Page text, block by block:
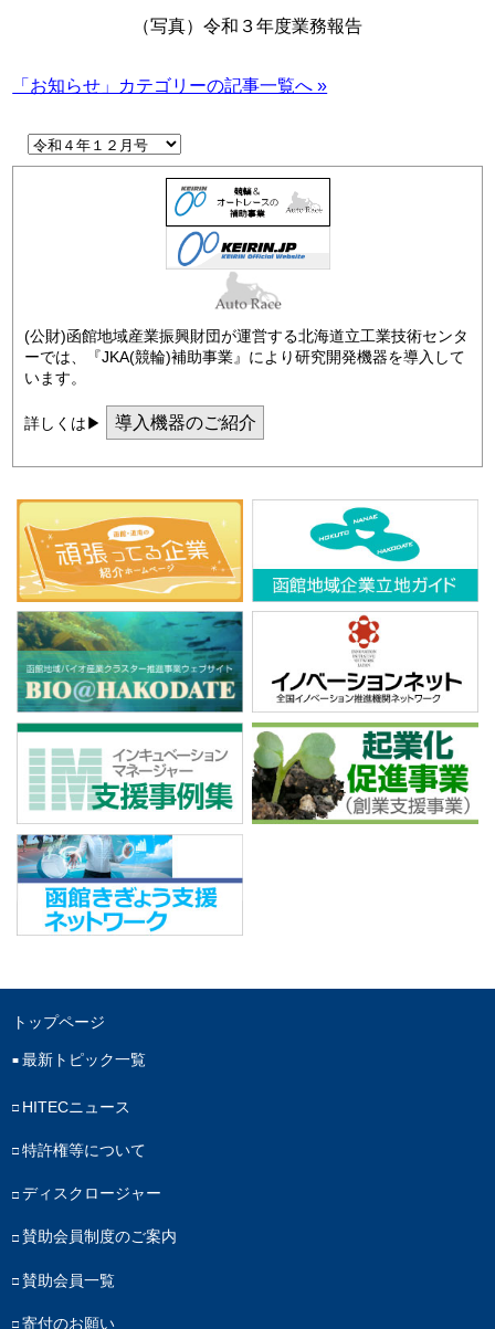
（写真）令和３年度業務報告
「お知らせ」カテゴリーの記事一覧へ »
(公財)函館地域産業振興財団が運営する北海道立工業技術センタ
ーでは、『JKA(競輪)補助事業』により研究開発機器を導入して
います。
詳しくは▶ 導入機器のご紹介
トップページ
最新トピック一覧
HITECニュース
特許権等について
ディスクロージャー
賛助会員制度のご案内
賛助会員一覧
寄付のお願い